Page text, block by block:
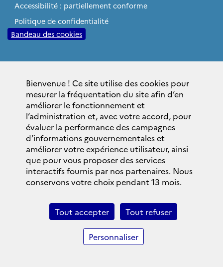
Bienvenue ! Ce site utilise des cookies pour
mesurer la fréquentation du site afin d’en
améliorer le fonctionnement et
l’administration et, avec votre accord, pour
évaluer la performance des campagnes
d’informations gouvernementales et
améliorer votre expérience utilisateur, ainsi
que pour vous proposer des services
interactifs fournis par nos partenaires. Nous
conservons votre choix pendant 13 mois.
Tout accepter Tout refuser
Personnaliser
Accessibilité : partiellement conforme
Politique de confidentialité
Bandeau des cookies
gouvernement.fr
elysee.fr
service-public.fr
legifrance.gouv.fr
data.gouv.fr
La Lettre du SGAE
Linkedln SGAE
© 1948 — 2024 __ Secrétariat général des affaires